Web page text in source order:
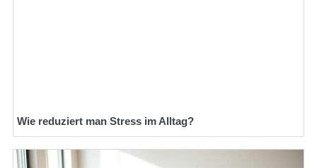
Wie reduziert man Stress im Alltag?